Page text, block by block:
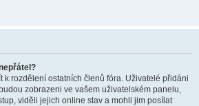
k rozdělení ostatních členů fóra. Uživatelé přidáni
zobrazeni ve vašem uživatelském panelu,
viděli jejich online stav a mohli jim posílat